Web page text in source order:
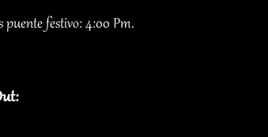
puente festivo: 4:00 Pm.